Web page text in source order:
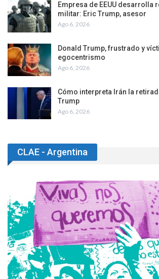
Empresa de EEUU desarrolla
militar: Eric Trump, asesor
Ago 6, 2026
Donald Trump, frustrado y
egocentrismo
Ago 6, 2026
Cómo interpreta Irán la
Trump
Ago 6, 2026
CLAE - Argentina